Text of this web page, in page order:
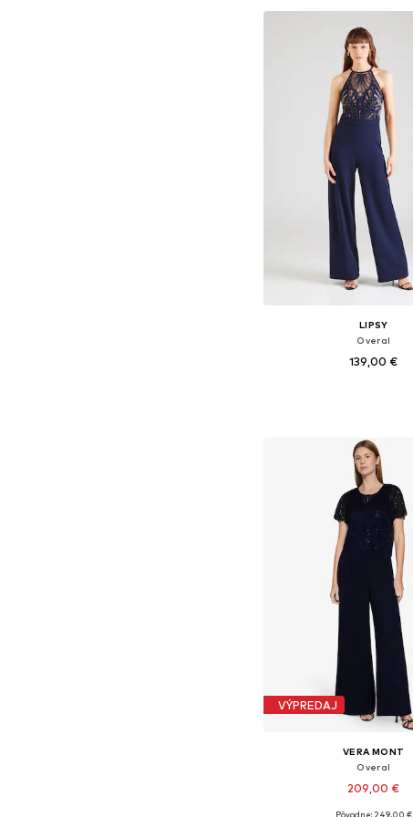
LIPSY
Overal
139,00 €
VÝPREDAJ
VERA MONT
Overal
209,00 €
Pôvodne: 249,00 €